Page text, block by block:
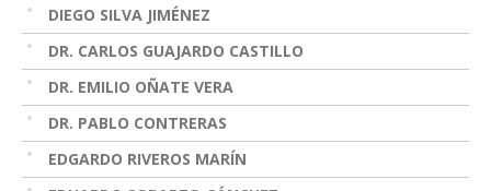
DIEGO SILVA JIMÉNEZ
DR. CARLOS GUAJARDO CASTILLO
DR. EMILIO OÑATE VERA
DR. PABLO CONTRERAS
EDGARDO RIVEROS MARÍN